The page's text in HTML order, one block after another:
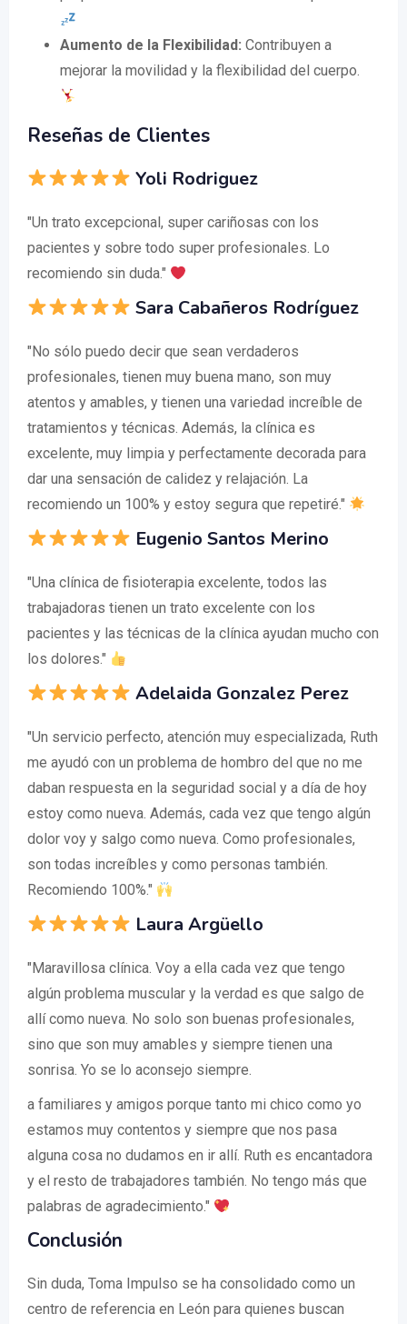
Aumento de la Flexibilidad: Contribuyen a
mejorar la movilidad y la flexibilidad del cuerpo.
Reseñas de Clientes
Yoli Rodriguez
"Un trato excepcional, super cariñosas con los
pacientes y sobre todo super profesionales. Lo
recomiendo sin duda."
Sara Cabañeros Rodríguez
"No sólo puedo decir que sean verdaderos
profesionales, tienen muy buena mano, son muy
atentos y amables, y tienen una variedad increíble de
tratamientos y técnicas. Además, la clínica es
excelente, muy limpia y perfectamente decorada para
dar una sensación de calidez y relajación. La
recomiendo un 100% y estoy segura que repetiré."
Eugenio Santos Merino
"Una clínica de fisioterapia excelente, todos las
trabajadoras tienen un trato excelente con los
pacientes y las técnicas de la clínica ayudan mucho con
los dolores."
Adelaida Gonzalez Perez
"Un servicio perfecto, atención muy especializada, Ruth
me ayudó con un problema de hombro del que no me
daban respuesta en la seguridad social y a día de hoy
estoy como nueva. Además, cada vez que tengo algún
dolor voy y salgo como nueva. Como profesionales,
son todas increíbles y como personas también.
Recomiendo 100%."
Laura Argüello
"Maravillosa clínica. Voy a ella cada vez que tengo
algún problema muscular y la verdad es que salgo de
allí como nueva. No solo son buenas profesionales,
sino que son muy amables y siempre tienen una
sonrisa. Yo se lo aconsejo siempre.
a familiares y amigos porque tanto mi chico como yo
estamos muy contentos y siempre que nos pasa
alguna cosa no dudamos en ir allí. Ruth es encantadora
y el resto de trabajadores también. No tengo más que
palabras de agradecimiento."
Conclusión
Sin duda, Toma Impulso se ha consolidado como un
centro de referencia en León para quienes buscan